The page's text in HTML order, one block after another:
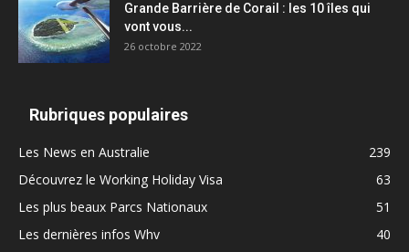
Grande Barrière de Corail : les 10 îles qui
vont vous...
26 octobre 2022
Rubriques populaires
Les News en Australie
239
Découvrez le Working Holiday Visa
63
Les plus beaux Parcs Nationaux
51
Les dernières infos Whv
40